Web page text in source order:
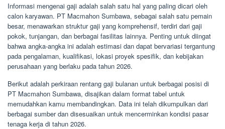
Informasi mengenai gaji adalah salah satu hal yang paling dicari oleh
calon karyawan. PT Macmahon Sumbawa, sebagai salah satu pemain
besar, menawarkan struktur gaji yang komprehensif, terdiri dari gaji
pokok, tunjangan, dan berbagai fasilitas lainnya. Penting untuk diingat
bahwa angka-angka ini adalah estimasi dan dapat bervariasi tergantung
pada pengalaman, kualifikasi, lokasi proyek spesifik, dan kebijakan
perusahaan yang berlaku pada tahun 2026.
Berikut adalah perkiraan rentang gaji bulanan untuk berbagai posisi di
PT Macmahon Sumbawa, disajikan dalam format tabel untuk
memudahkan kamu membandingkan. Data ini telah dikumpulkan dari
berbagai sumber dan disesuaikan untuk mencerminkan kondisi pasar
tenaga kerja di tahun 2026.